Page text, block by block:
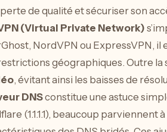
de qualité et sécuriser son
(Virtual Private Network)
NordVPN ou ExpressVPN,
géographiques. Outre
, évitant ainsi les baisses de
DNSconstitue une astuce
(1.1.1.1), beaucoup